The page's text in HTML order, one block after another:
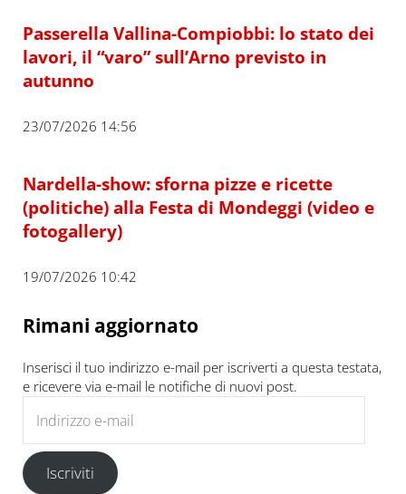
Passerella Vallina-Compiobbi: lo stato dei
lavori, il “varo” sull’Arno previsto in
autunno
23/07/2026 14:56
Nardella-show: sforna pizze e ricette
(politiche) alla Festa di Mondeggi (video e
fotogallery)
19/07/2026 10:42
Rimani aggiornato
Inserisci il tuo indirizzo e-mail per iscriverti a questa testata,
e ricevere via e-mail le notifiche di nuovi post.
Iscriviti